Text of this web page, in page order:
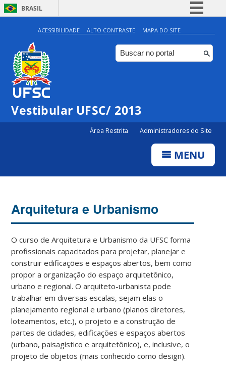
BRASIL
Simplifique!
Comunica BR
Participe
ACESSIBILIDADE ALTO CONTRASTE MAPA DO SITE
Vestibular UFSC/ 2013
Área Restrita Administradores do Site
MENU
Arquitetura e Urbanismo
O curso de Arquitetura e Urbanismo da UFSC forma
profissionais capacitados para projetar, planejar e
construir edificações e espaços abertos, bem como
propor a organização do espaço arquitetônico,
urbano e regional. O arquiteto-urbanista pode
trabalhar em diversas escalas, sejam elas o
planejamento regional e urbano (planos diretores,
loteamentos, etc.), o projeto e a construção de
partes de cidades, edificações e espaços abertos
(urbano, paisagístico e arquitetônico), e, inclusive, o
projeto de objetos (mais conhecido como design).